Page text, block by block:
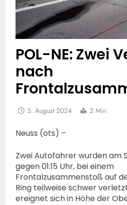
POL-NE: Zwei
nach
5. August 2024 2 Min
Neuss (ots) –
Zwei Autofahrer wurden am
gegen 01:15 Uhr, bei einem
Frontalzusammenstoß auf
Ring teilweise schwer
ereignet sich in Höhe der